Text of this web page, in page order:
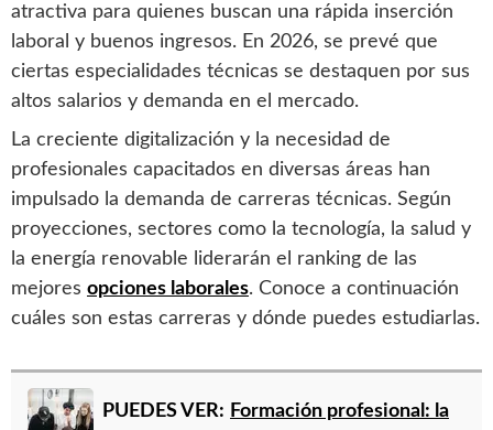
atractiva para quienes buscan una rápida inserción
laboral y buenos ingresos. En 2026, se prevé que
ciertas especialidades técnicas se destaquen por sus
altos salarios y demanda en el mercado.
La creciente digitalización y la necesidad de
profesionales capacitados en diversas áreas han
impulsado la demanda de carreras técnicas. Según
proyecciones, sectores como la tecnología, la salud y
la energía renovable liderarán el ranking de las
mejores opciones laborales. Conoce a continuación
cuáles son estas carreras y dónde puedes estudiarlas.
PUEDES VER: Formación profesional: la